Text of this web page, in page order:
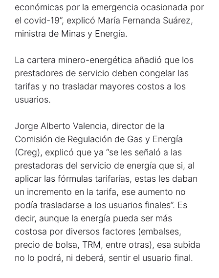
económicas por la emergencia ocasionada por
el covid-19”, explicó María Fernanda Suárez,
ministra de Minas y Energía.
La cartera minero-energética añadió que los
prestadores de servicio deben congelar las
tarifas y no trasladar mayores costos a los
usuarios.
Jorge Alberto Valencia, director de la
Comisión de Regulación de Gas y Energía
(Creg), explicó que ya “se les señaló a las
prestadoras del servicio de energía que si, al
aplicar las fórmulas tarifarías, estas les daban
un incremento en la tarifa, ese aumento no
podía trasladarse a los usuarios finales”. Es
decir, aunque la energía pueda ser más
costosa por diversos factores (embalses,
precio de bolsa, TRM, entre otras), esa subida
no lo podrá, ni deberá, sentir el usuario final.